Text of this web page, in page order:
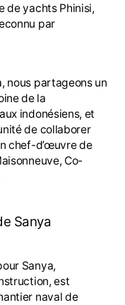
de yachts Phinisi,
par
nous partageons un
de la
indonésiens, et
de collaborer
chef-d’œuvre de
Co-
Sanya
Sanya,
est
naval de